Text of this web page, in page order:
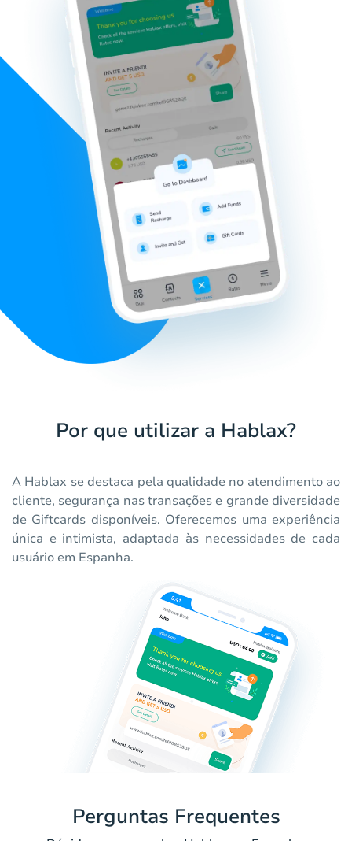
Por que utilizar a Hablax?
A Hablax se destaca pela qualidade no atendimento ao
cliente, segurança nas transações e grande diversidade
de Giftcards disponíveis. Oferecemos uma experiência
única e intimista, adaptada às necessidades de cada
usuário em Espanha.
Perguntas Frequentes